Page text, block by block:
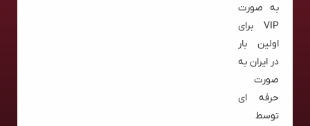
به صورت
VIP برای
اولین بار
در ایران به
صورت
حرفه ای
توسط